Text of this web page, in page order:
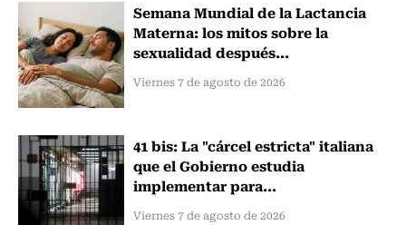
Semana Mundial de la Lactancia
Materna: los mitos sobre la
sexualidad después...
Viernes 7 de agosto de 2026
41 bis: La "cárcel estricta" italiana
que el Gobierno estudia
implementar para...
Viernes 7 de agosto de 2026